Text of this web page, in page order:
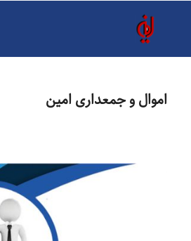
اموال و جمعداری امین